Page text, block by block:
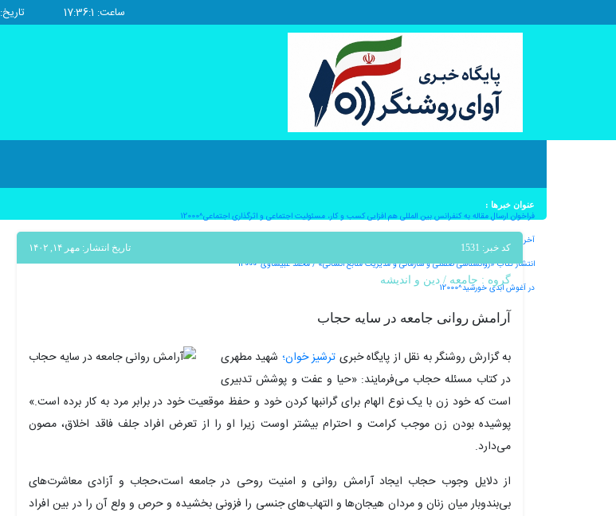
ساعت: 17:36:1 تاریخ: ۱۷ مرداد ۱۴۰۵
عنوان خبرها :
فراخوان ارسال مقاله به کنفرانس بین المللی هم افزایی کسب و کار، مسئولیت اجتماعی و اثرگذاری اجتماعی^12000
آخرین کامیت؛بدرود ماهان ملک آرا – به قلم دکتر ملیکا ملک آرا^12000
انتشار کتاب «روانشناسی صنعتی و سازمانی و مدیریت منابع انسانی» / محمد غبیشاوی^12000
در آغوش ابدی خورشید^12000
کد خبر: 1531 تاریخ انتشار: مهر ۱۴, ۱۴۰۲
گروه : جامعه / دین و اندیشه
آرامش روانی جامعه در سایه حجاب
به گزارش روشنگر به نقل از پایگاه خبری ترشیز خوان؛ شهید مطهری
در کتاب مسئله حجاب می‌فرمایند: «حیا و عفت و پوشش تدبیری
است که خود زن با یک نوع الهام برای گرانبها کردن خود و حفظ موقعیت خود در برابر مرد به کار برده است.»
پوشیده بودن زن موجب کرامت و احترام بیشتر اوست زیرا او را از تعرض افراد جلف فاقد اخلاق، مصون
می‌دارد.
از دلایل وجوب حجاب ایجاد آرامش روانی و امنیت روحی در جامعه است،حجاب و آزادی معاشرت‌های
بی‌بندوبار میان زنان و مردان هیجان‌ها و التهاب‌های جنسی را فزونی بخشیده و حرص و ولع آن را در بین افراد